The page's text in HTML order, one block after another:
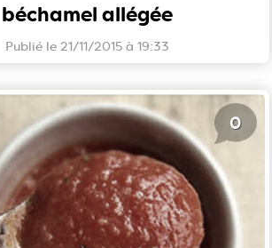
béchamel allégée
Publié le 21/11/2015 à 19:33
0